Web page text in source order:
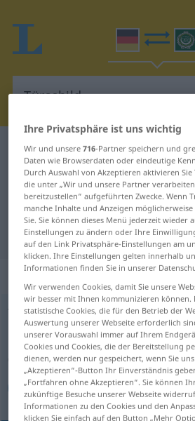
Deutsch-Arabisch Wörterbuch
Deutsch-Arabisch
"Türschild"
"Türschild" Arabisch
„Türschild“:
Türschildn
Übersicht aller Übersetzungen
(Für mehr Details die Übersetzung
لوحة الباب
Ihre Privatsphäre ist uns wichtig
Wir und unsere 716-Partner speichern und
Daten wie Browserdaten oder eindeutige
Durch Auswahl von Akzeptieren aktivieren
die unter „Wir und unsere Partner
bereitzustellen“ aufgeführten Zwecke. Wenn
manche Inhalte und Anzeigen
Sie. Sie können dieses Menü jederzeit wieder
Einstellungen zu ändern oder Ihre
auf den Link Privatsphäre-Einstellungen am
klicken. Ihre Einstellungen gelten innerhalb
Informationen finden Sie in unserer
Wir verwenden Cookies, damit Sie unsere
wir besser mit Ihnen kommunizieren
statistische Cookies, die für den Betrieb der
Auswertung unserer Webseite erforderlich
unserer Vorauswahl immer auf Ihrem
Cookies und Cookies, die der Bereitstellung
dienen, werden nur gespeichert, wenn Sie
„Akzeptieren“-Button Ihr Einverständnis
„Fortfahren ohne Akzeptieren“. Sie können
zukünftige Besuche unserer Webseite
Informationen zu den Cookies und den
klicken Sie einfach auf den Button „Mehr